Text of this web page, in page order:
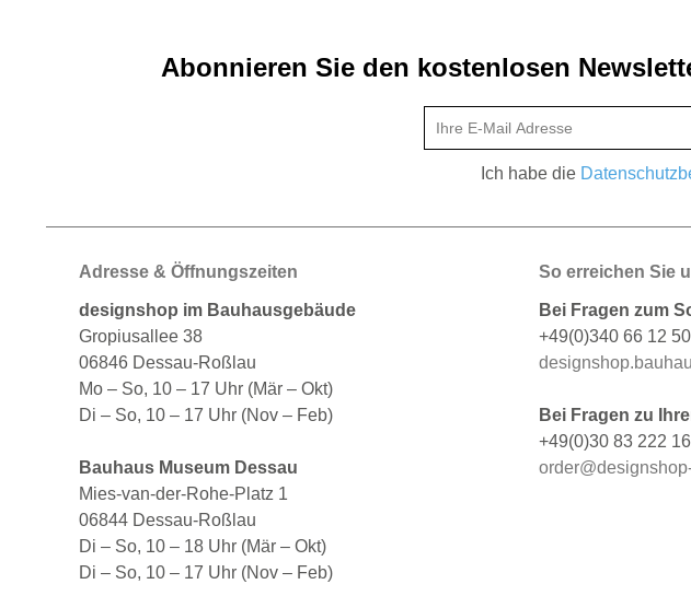
Abonnieren Sie den kostenlosen
Ich habe die
Adresse & Öffnungszeiten
designshop im Bauhausgebäude
Gropiusallee 38
06846 Dessau-Roßlau
Mo – So, 10 – 17 Uhr (Mär – Okt)
Di – So, 10 – 17 Uhr (Nov – Feb)
Bauhaus Museum Dessau
Mies-van-der-Rohe-Platz 1
06844 Dessau-Roßlau
Di – So, 10 – 18 Uhr (Mär – Okt)
Di – So, 10 – 17 Uhr (Nov – Feb)
So erreichen Sie
Bei Fragen zum
+49(0)340 66 12
Bei Fragen zu
+49(0)30 83 222